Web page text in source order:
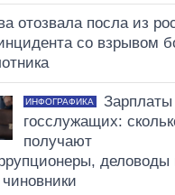
отозвала посла из
со взрывом
ИНФОГРАФИКА
Зарплаты
госслужащих:
получают
деловоды